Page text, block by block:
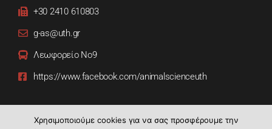
+30 2410 610803
g-as@uth.gr
Λεωφορείο Νο9
https://www.facebook.com/animalscienceuth
Χρησιμοποιούμε cookies για να σας προσφέρουμε την